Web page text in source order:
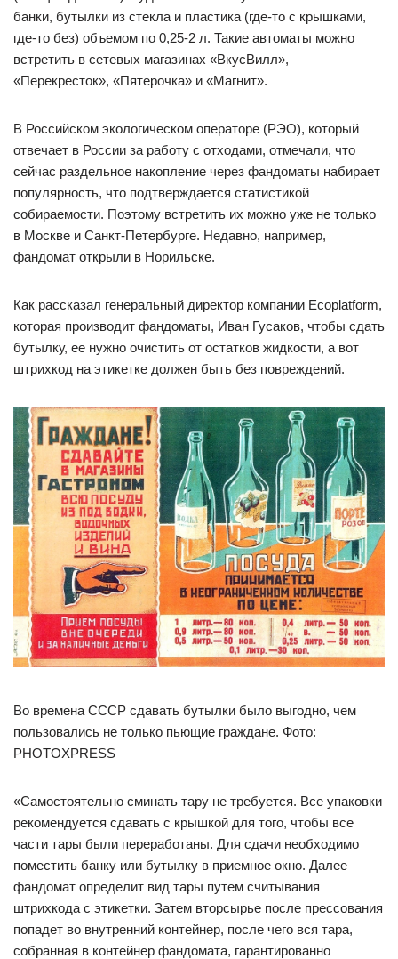
банки, бутылки из стекла и пластика (где-то с крышками,
где-то без) объемом по 0,25-2 л. Такие автоматы можно
встретить в сетевых магазинах «ВкусВилл»,
«Перекресток», «Пятерочка» и «Магнит».
В Российском экологическом операторе (РЭО), который
отвечает в России за работу с отходами, отмечали, что
сейчас раздельное накопление через фандоматы набирает
популярность, что подтверждается статистикой
собираемости. Поэтому встретить их можно уже не только
в Москве и Санкт-Петербурге. Недавно, например,
фандомат открыли в Норильске.
Как рассказал генеральный директор компании Ecoplatform,
которая производит фандоматы, Иван Гусаков, чтобы сдать
бутылку, ее нужно очистить от остатков жидкости, а вот
штрихкод на этикетке должен быть без повреждений.
Во времена СССР сдавать бутылки было выгодно, чем
пользовались не только пьющие граждане. Фото:
PHOTOXPRESS
«Самостоятельно сминать тару не требуется. Все упаковки
рекомендуется сдавать с крышкой для того, чтобы все
части тары были переработаны. Для сдачи необходимо
поместить банку или бутылку в приемное окно. Далее
фандомат определит вид тары путем считывания
штрихкода с этикетки. Затем вторсырье после прессования
попадет во внутренний контейнер, после чего вся тара,
собранная в контейнер фандомата, гарантированно